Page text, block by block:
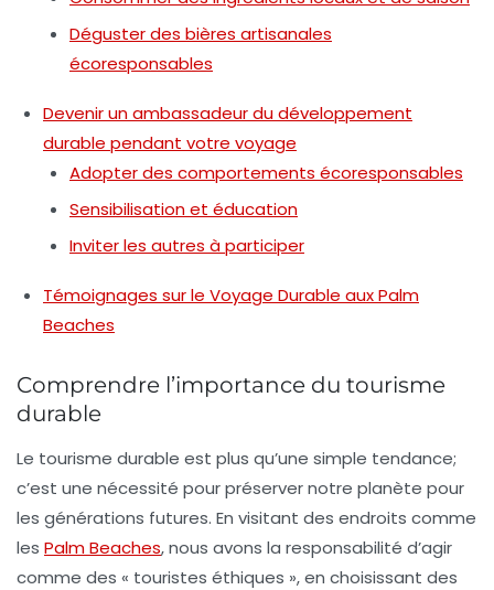
Déguster des bières artisanales
écoresponsables
Devenir un ambassadeur du développement
durable pendant votre voyage
Adopter des comportements écoresponsables
Sensibilisation et éducation
Inviter les autres à participer
Témoignages sur le Voyage Durable aux Palm
Beaches
Comprendre l’importance du tourisme
durable
Le tourisme durable est plus qu’une simple tendance;
c’est une nécessité pour préserver notre planète pour
les générations futures. En visitant des endroits comme
les Palm Beaches, nous avons la responsabilité d’agir
comme des « touristes éthiques », en choisissant des